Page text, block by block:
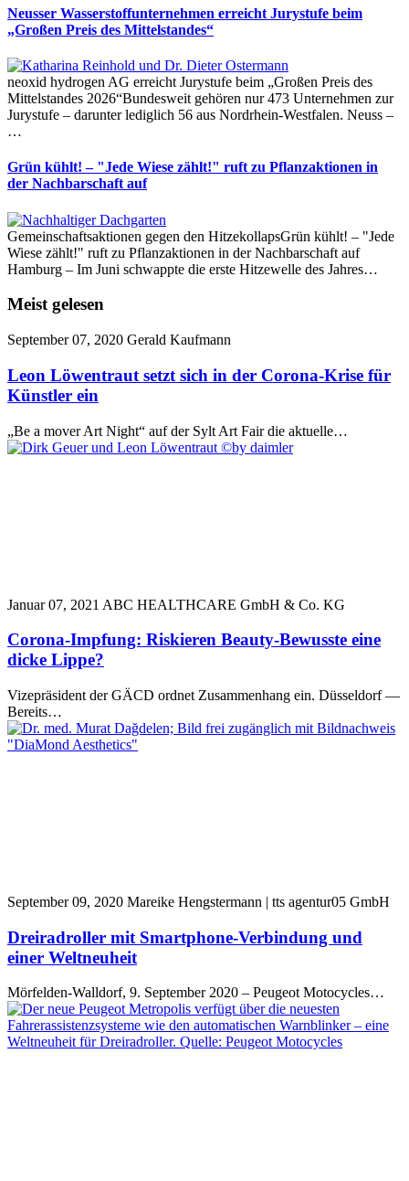
Neusser Wasserstoffunternehmen erreicht Jurystufe beim
„Großen Preis des Mittelstandes“
neoxid hydrogen AG erreicht Jurystufe beim „Großen Preis des
Mittelstandes 2026“Bundesweit gehören nur 473 Unternehmen zur
Jurystufe – darunter lediglich 56 aus Nordrhein-Westfalen. Neuss –
…
Grün kühlt! – "Jede Wiese zählt!" ruft zu Pflanzaktionen in
der Nachbarschaft auf
Gemeinschaftsaktionen gegen den HitzekollapsGrün kühlt! – "Jede
Wiese zählt!" ruft zu Pflanzaktionen in der Nachbarschaft auf
Hamburg – Im Juni schwappte die erste Hitzewelle des Jahres…
Meist gelesen
September 07, 2020 Gerald Kaufmann
Leon Löwentraut setzt sich in der Corona-Krise für
Künstler ein
„Be a mover Art Night“ auf der Sylt Art Fair die aktuelle…
Januar 07, 2021 ABC HEALTHCARE GmbH & Co. KG
Corona-Impfung: Riskieren Beauty-Bewusste eine
dicke Lippe?
Vizepräsident der GÄCD ordnet Zusammenhang ein. Düsseldorf —
Bereits…
September 09, 2020 Mareike Hengstermann | tts agentur05 GmbH
Dreiradroller mit Smartphone-Verbindung und
einer Weltneuheit
Mörfelden-Walldorf, 9. September 2020 – Peugeot Motocycles…